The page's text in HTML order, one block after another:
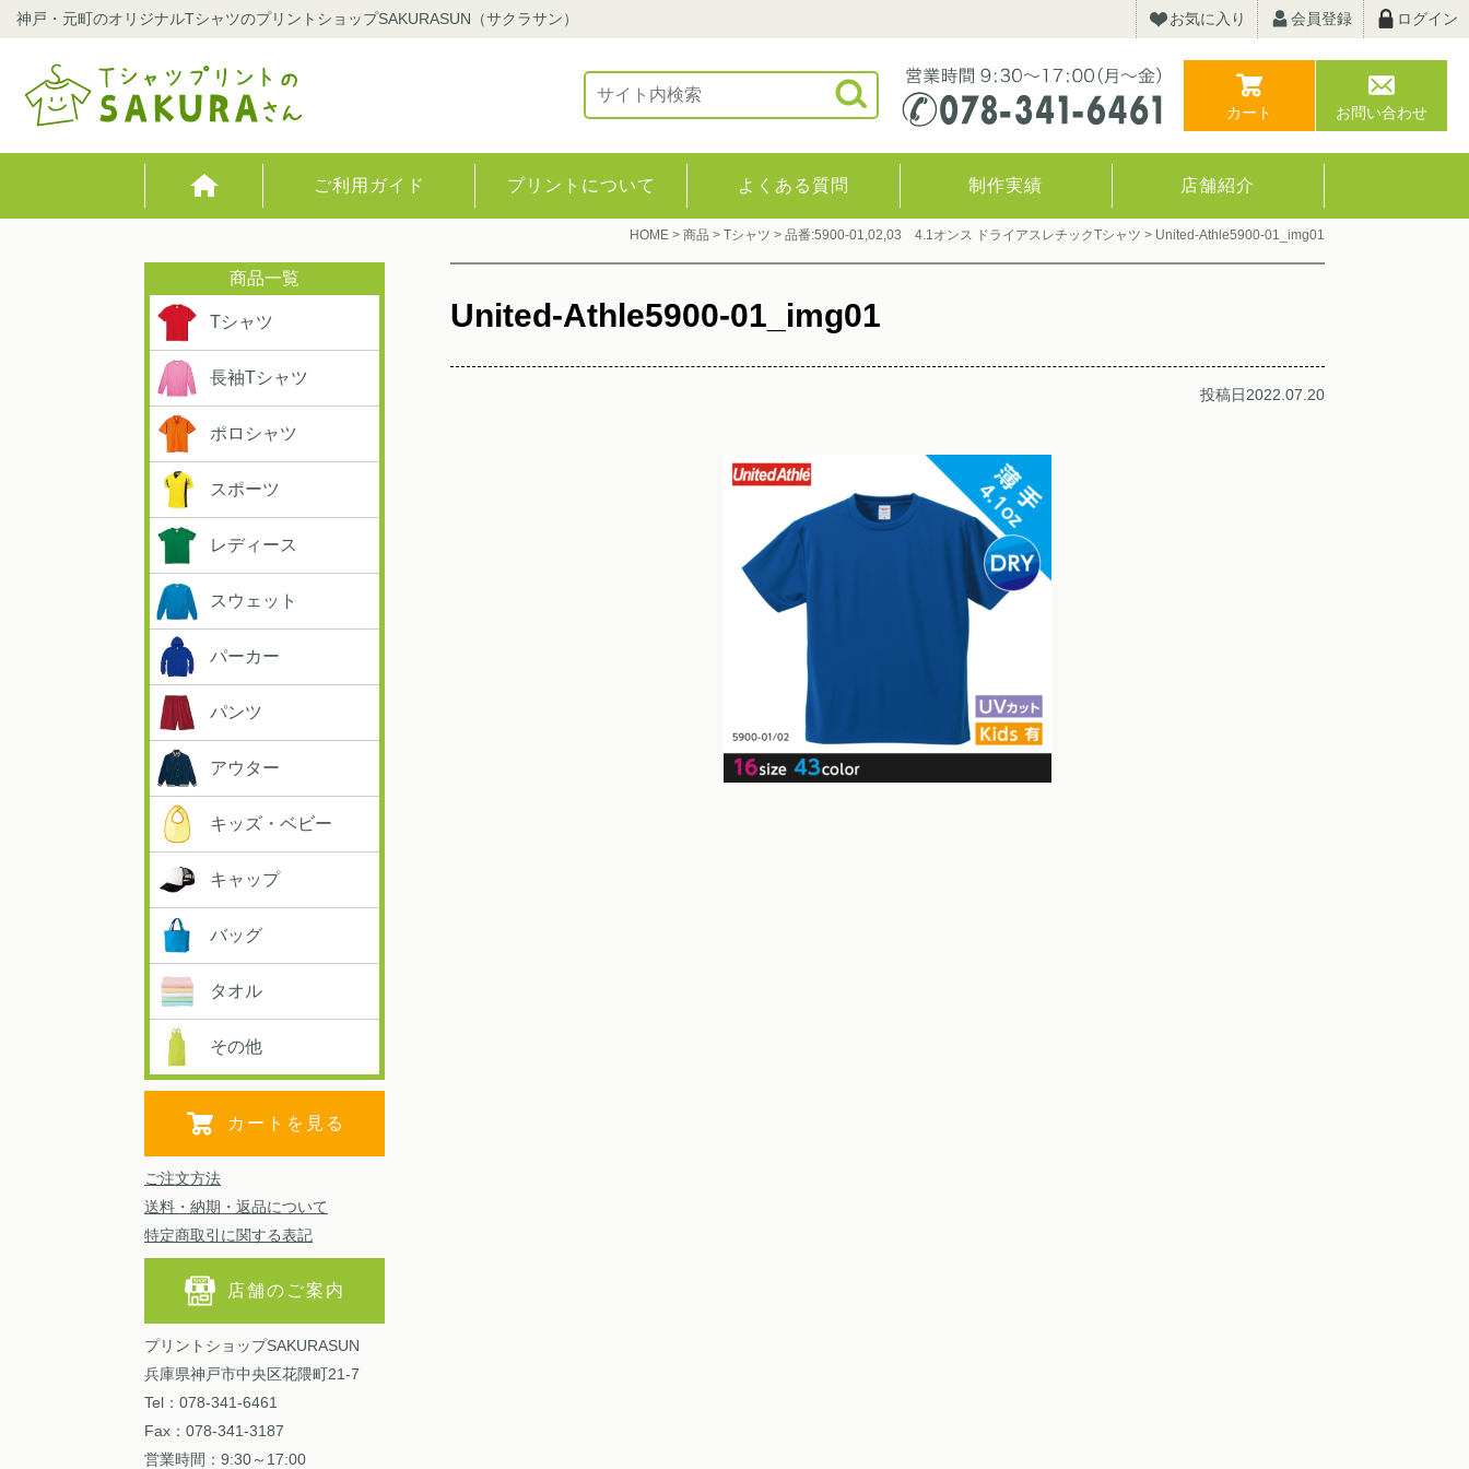
神戸・元町のオリジナルTシャツのプリントショップSAKURASUN（サクラサン） お気に入り 会員登録 ログイン
カート お問い合わせ
ご利用ガイド プリントについて よくある質問 制作実績 店舗紹介
HOME > 商品 > Tシャツ > 品番:5900-01,02,03 4.1オンス ドライアスレチックTシャツ > United-Athle5900-01_img01
United-Athle5900-01_img01
投稿日2022.07.20
Tシャツ
長袖Tシャツ
ポロシャツ
スポーツ
レディース
スウェット
パーカー
パンツ
アウター
キッズ・ベビー
キャップ
バッグ
タオル
その他
カートを見る
ご注文方法
送料・納期・返品について
特定商取引に関する表記
店舗のご案内
プリントショップSAKURASUN
兵庫県神戸市中央区花隈町21-7
Tel：078-341-6461
Fax：078-341-3187
営業時間：9:30～17:00